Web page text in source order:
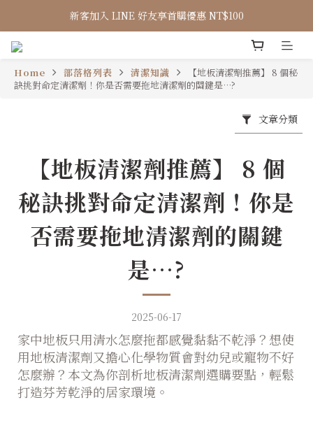
新客加入 LINE 好友享首購優惠 NT$100
Home 部落格列表 清潔知識
【地板清潔劑推薦】 8 個秘
訣挑對命定清潔劑！你是否需要拖地清潔劑的關鍵是…?
文章分類
【地板清潔劑推薦】 8 個
秘訣挑對命定清潔劑！你是
否需要拖地清潔劑的關鍵
是…?
2025-06-17
家中地板只用清水怎麼拖都感覺黏黏不乾淨？想使
用地板清潔劑又擔心化學物質會對幼兒或寵物不好
怎麼辦？本文為你剖析地板清潔劑選購要點，輕鬆
打造芬芳乾淨的居家環境。